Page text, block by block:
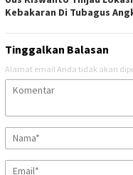
Kebakaran Di Tubagus
Tinggalkan Balasan
Alamat email Anda tidak akan